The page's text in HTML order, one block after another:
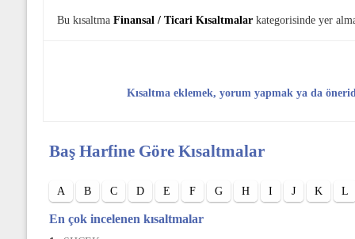
Bu kısaltma Finansal / Ticari Kısaltmalar kategorisinde yer
Kısaltma eklemek, yorum yapmak ya da
Baş Harfine Göre Kısaltmalar
A B C D E F G H I J K L
En çok incelenen kısaltmalar